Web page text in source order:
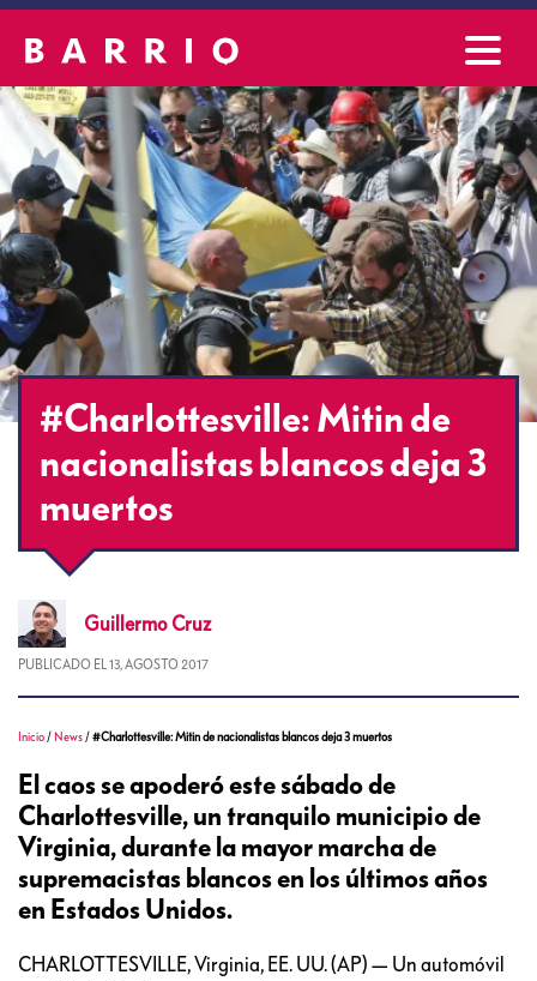
#Charlottesville: Mitin de
nacionalistas blancos deja 3
muertos
Guillermo Cruz
PUBLICADO EL 13, AGOSTO 2017
Inicio / News /#Charlottesville: Mitin de nacionalistas blancos deja 3 muertos
El caos se apoderó este sábado de
Charlottesville, un tranquilo municipio de
Virginia, durante la mayor marcha de
supremacistas blancos en los últimos años
en Estados Unidos.
CHARLOTTESVILLE, Virginia, EE. UU. (AP) — Un automóvil